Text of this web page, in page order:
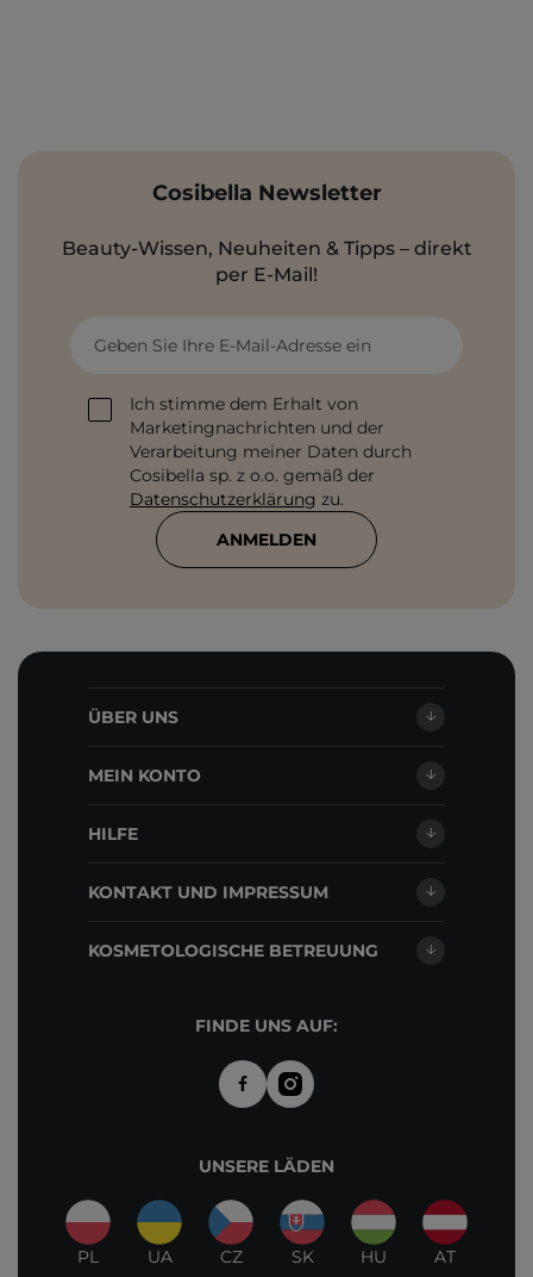
Cosibella Newsletter
Beauty-Wissen, Neuheiten & Tipps – direkt
per E-Mail!
Geben Sie Ihre E-Mail-Adresse ein
Ich stimme dem Erhalt von
Marketingnachrichten und der
Verarbeitung meiner Daten durch
Cosibella sp. z o.o. gemäß der
Datenschutzerklärung zu.
ANMELDEN
ÜBER UNS
MEIN KONTO
HILFE
KONTAKT UND IMPRESSUM
KOSMETOLOGISCHE BETREUUNG
FINDE UNS AUF:
UNSERE LÄDEN
PL UA CZ SK HU AT